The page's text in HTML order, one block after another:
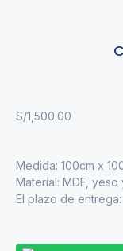
S/1,500.00
Medida: 100cm x
Material: MDF,
El plazo de